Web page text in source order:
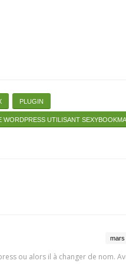
PLUGIN
WORDPRESS UTILISANT
mars
ou alors il à changer de nom.